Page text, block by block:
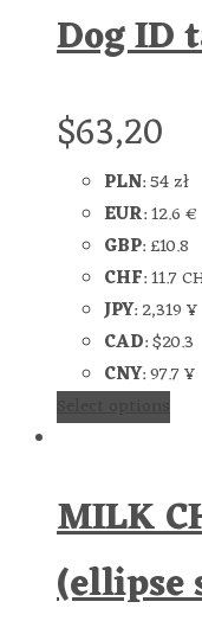
Dog ID
$63,20
PLN:54 zł
EUR:12.6 €
GBP:£10.8
CHF:11.7
JPY:2,319 ¥
CAD:$20.3
CNY:97.7 ¥
MILK
(ellipse